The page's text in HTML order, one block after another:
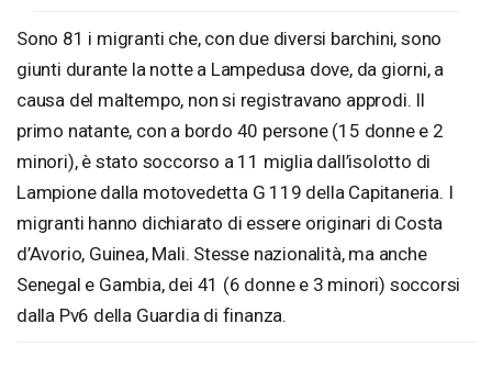
Sono 81 i migranti che, con due diversi barchini, sono
giunti durante la notte a Lampedusa dove, da giorni, a
causa del maltempo, non si registravano approdi. Il
primo natante, con a bordo 40 persone (15 donne e 2
minori), è stato soccorso a 11 miglia dall’isolotto di
Lampione dalla motovedetta G 119 della Capitaneria. I
migranti hanno dichiarato di essere originari di Costa
d’Avorio, Guinea, Mali. Stesse nazionalità, ma anche
Senegal e Gambia, dei 41 (6 donne e 3 minori) soccorsi
dalla Pv6 della Guardia di finanza.